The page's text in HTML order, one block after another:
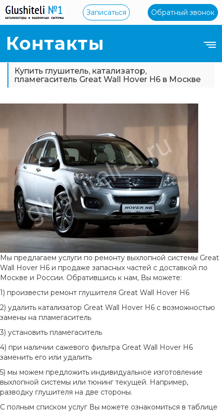
Записаться Обратный звонок
Контакты
Купить глушитель, катализатор,
пламегаситель Great Wall Hover H6 в Москве
Мы предлагаем услуги по ремонту выхлопной системы Great
Wall Hover H6 и продаже запасных частей с доставкой по
Москве и России. Обратившись к нам, Вы можете:
1) произвести ремонт глушителя Great Wall Hover H6
2) удалить катализатор Great Wall Hover H6 с возможностью
замены на пламегаситель
3) установить пламегаситель
4) при наличии сажевого фильтра Great Wall Hover H6
заменить его или удалить
5) мы можем предложить индивидуальное изготовление
выхлопной системы или тюнинг текущей. Например,
разводку глушителя на две стороны.
С полным списком услуг Вы можете ознакомиться в таблице